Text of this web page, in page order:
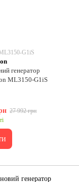
G1iS
генератор
ML3150-G1iS
27 992 грн